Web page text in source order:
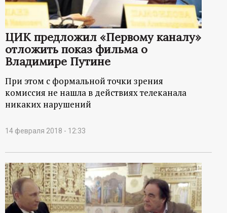
ЦИК предложил «Первому каналу»
отложить показ фильма о
Владимире Путине
При этом с формальной точки зрения
комиссия не нашла в действиях телеканала
никаких нарушений
14 февраля 2018 - 12:33